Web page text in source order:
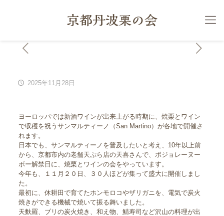
2025年11月28日
ヨーロッパでは新酒ワインが出来上がる時期に、焼栗とワイン
で収穫を祝うサンマルティーノ（San Martino）が各地で開催さ
れます。
日本でも、サンマルティーノを普及したいと考え、10年以上前
から、京都市内の老舗天ぷら店の天喜さんで、ボジョレーヌー
ボー解禁日に、焼栗とワインの会をやっています。
今年も、１１月２０日、３０人ほどが集って盛大に開催しまし
た。
最初に、休耕田で育てたホンモロコやザリガニを、電気で炭火
焼きができる機械で焼いて振る舞いました。
天麩羅、ブリの炭火焼き、和え物、鯖寿司など沢山の料理が出